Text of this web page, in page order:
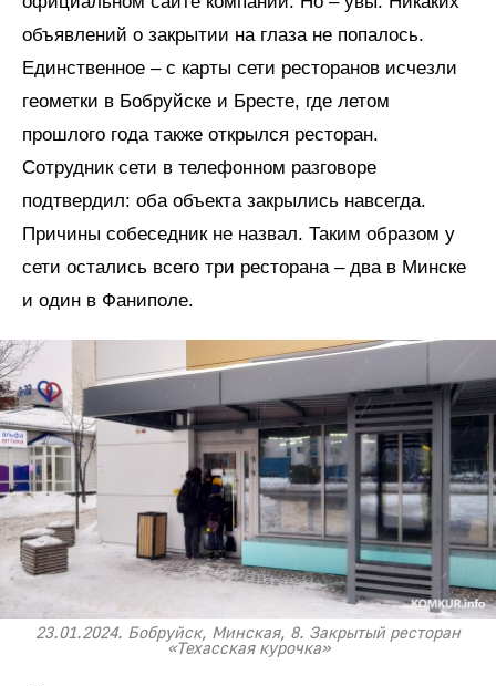
объявлений о закрытии на глаза не попалось.
Единственное – с карты сети ресторанов исчезли
геометки в Бобруйске и Бресте, где летом
прошлого года также открылся ресторан.
Сотрудник сети в телефонном разговоре
подтвердил: оба объекта закрылись навсегда.
Причины собеседник не назвал. Таким образом у
сети остались всего три ресторана – два в Минске
и один в Фаниполе.
23.01.2024. Бобруйск, Минская, 8. Закрытый ресторан
«Техасская курочка»